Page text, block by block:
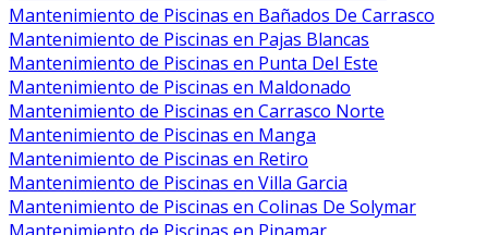
Mantenimiento de Piscinas en Bañados De Carrasco
Mantenimiento de Piscinas en Pajas Blancas
Mantenimiento de Piscinas en Punta Del Este
Mantenimiento de Piscinas en Maldonado
Mantenimiento de Piscinas en Carrasco Norte
Mantenimiento de Piscinas en Manga
Mantenimiento de Piscinas en Retiro
Mantenimiento de Piscinas en Villa Garcia
Mantenimiento de Piscinas en Colinas De Solymar